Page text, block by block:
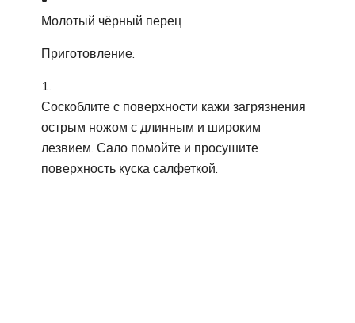
Молотый чёрный перец
Приготовление:
Соскоблите с поверхности кажи загрязнения
острым ножом с длинным и широким
лезвием. Сало помойте и просушите
поверхность куска салфеткой.